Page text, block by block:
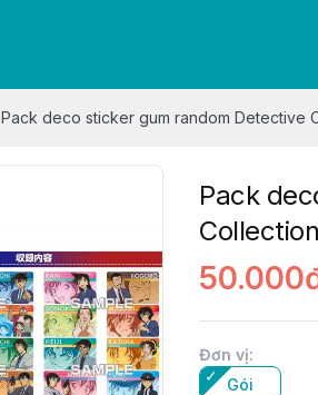
Pack deco sticker gum random Detective
Pack
Đơn vị:
Gói